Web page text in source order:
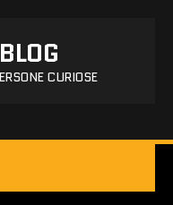
CURIOSE